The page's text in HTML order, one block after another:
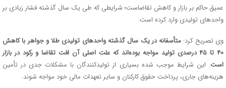
عمیق حاکم بر بازار و کاهش تقاضاست؛ شرایطی که طی یک سال گذشته فشار زیادی بر
واحدهای تولیدی وارد کرده است.
وی تصریح کرد: متأسفانه در یک سال گذشته واحدهای تولیدی طلا و جواهر با کاهش
۴۰ تا ۴۵ درصدی تولید مواجه بوده‌اند که علت اصلی آن افت تقاضا و رکود در بازار
است. این شرایط موجب شده بسیاری از تولیدکنندگان با مشکلات جدی در تأمین
هزینه‌های جاری، پرداخت حقوق کارکنان و سایر تعهدات مالی خود مواجه شوند.